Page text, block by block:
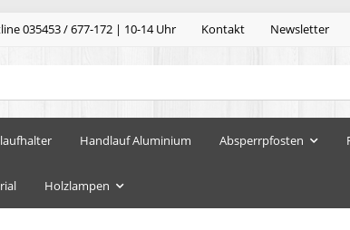
035453 / 677-172 | 10-14 Uhr Kontakt Newsletter
Handlauf Aluminium Absperrpfosten
Holzlampen